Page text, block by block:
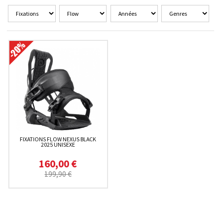
FIXATIONS FLOW NEXUS BLACK
2025 UNISEXE
160,00 €
199,90 €